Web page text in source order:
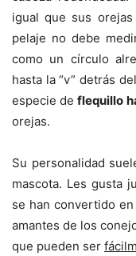
igual que sus
pelaje no debe
como un círculo
hasta la “v” detrás
especie deflequillo
orejas.
Su personalidad
mascota. Les gusta
se han convertido
amantes de los
que pueden ser